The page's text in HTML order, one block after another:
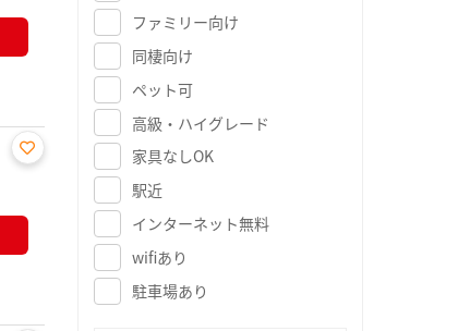
り登
り登
ファミリー向け
同棲向け
ペット可
高級・ハイグレード
家具なしOK
駅近
インターネット無料
wifiあり
駐車場あり